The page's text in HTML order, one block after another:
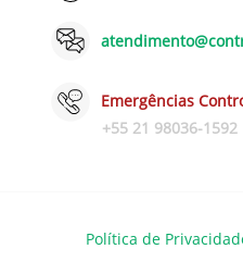
Emergências
+55 21 98036-1592
Política de